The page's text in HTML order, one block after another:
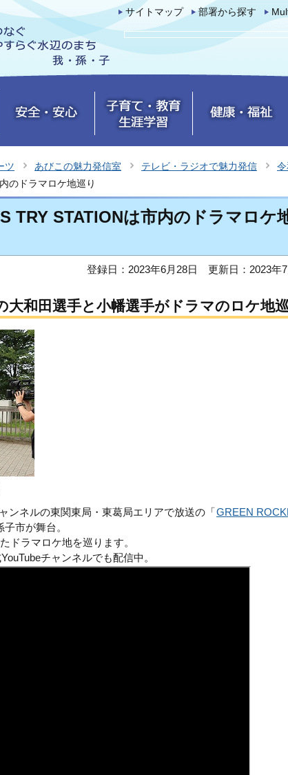
サイトマップ 部署から探す
ツ あびこの魅力発信室 テレビ・ラジオで魅力発信
のドラマロケ地巡り
TRY STATIONは市内のドラマロケ
登録日：2023年6月28日 更新日：2023年
和田選手と小幡選手がドラマのロケ地
ンネルの東関東局・東葛局エリアで放送の「GREEN
子市が舞台。
ドラマロケ地を巡ります。
チャンネルでも配信中。